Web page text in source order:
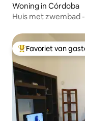
Woning in Córdoba
Huis met zwembad
Topfavoriet van
Favoriet van